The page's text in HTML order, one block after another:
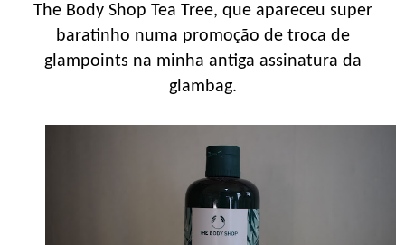
The Body Shop Tea Tree, que apareceu super
baratinho numa promoção de troca de
glampoints na minha antiga assinatura da
glambag.